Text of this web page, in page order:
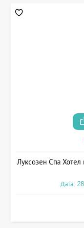
Луксозен Спа
Дата: